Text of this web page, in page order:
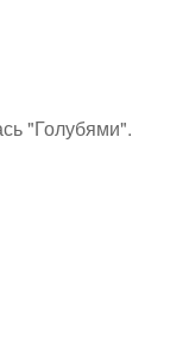
"Голубями".